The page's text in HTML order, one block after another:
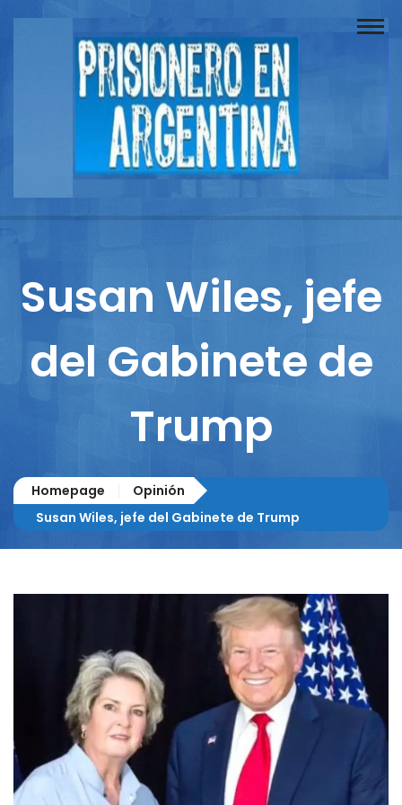
Buscador
Documentos
Reportajes
Columnistas
Susan Wiles, jefe
del Gabinete de
Trump
Homepage
Opinión
Susan Wiles, jefe del Gabinete de Trump